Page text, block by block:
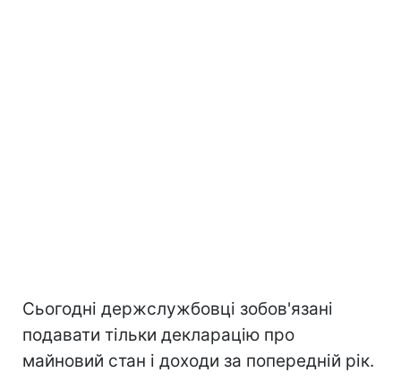
Сьогодні держслужбовці зобов'язані
подавати тільки декларацію про
майновий стан і доходи за попередній рік.